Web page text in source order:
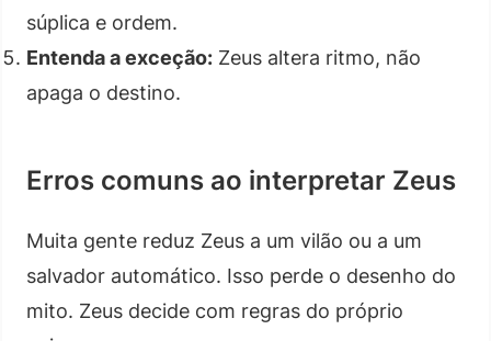
súplica e ordem.
Entenda a exceção: Zeus altera ritmo, não
apaga o destino.
Erros comuns ao interpretar Zeus
Muita gente reduz Zeus a um vilão ou a um
salvador automático. Isso perde o desenho do
mito. Zeus decide com regras do próprio